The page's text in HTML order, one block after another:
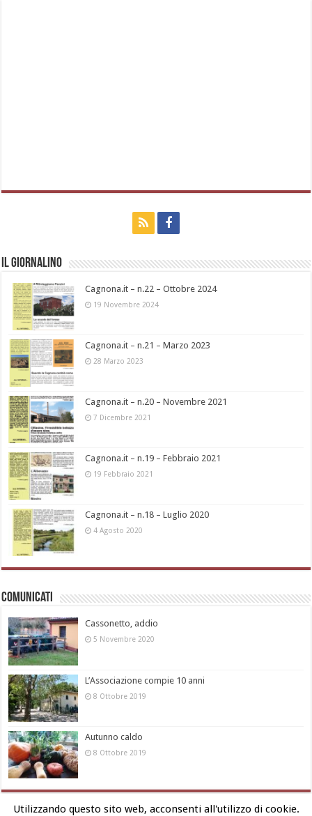
Il Giornalino
Cagnona.it – n.22 – Ottobre 2024
19 Novembre 2024
Cagnona.it – n.21 – Marzo 2023
28 Marzo 2023
Cagnona.it – n.20 – Novembre 2021
7 Dicembre 2021
Cagnona.it – n.19 – Febbraio 2021
19 Febbraio 2021
Cagnona.it – n.18 – Luglio 2020
4 Agosto 2020
Comunicati
Cassonetto, addio
5 Novembre 2020
L’Associazione compie 10 anni
8 Ottobre 2019
Autunno caldo
8 Ottobre 2019
Utilizzando questo sito web, acconsenti all'utilizzo di cookie.